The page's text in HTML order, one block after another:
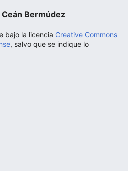
Bermúdez
bajo la licencia Creative Commons
, salvo que se indique lo